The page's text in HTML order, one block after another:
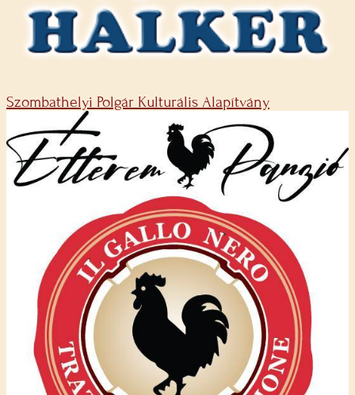
Szombathelyi Polgár Kulturális Alapítvány